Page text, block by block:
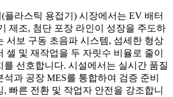
플라스틱 용접기) 시장에서는 EV 배터
제조, 첨단 포장 라인이 성장을 주도하
서보 구동 초음파 시스템, 섬세한 형상
셀 및 재작업을 두 자릿수 비율로 줄이
를 선호합니다. 시설에서는 실시간 품질
과 공장 MES를 통합하여 검증 준비
빠른 전환 및 작업자 안전을 강조합니